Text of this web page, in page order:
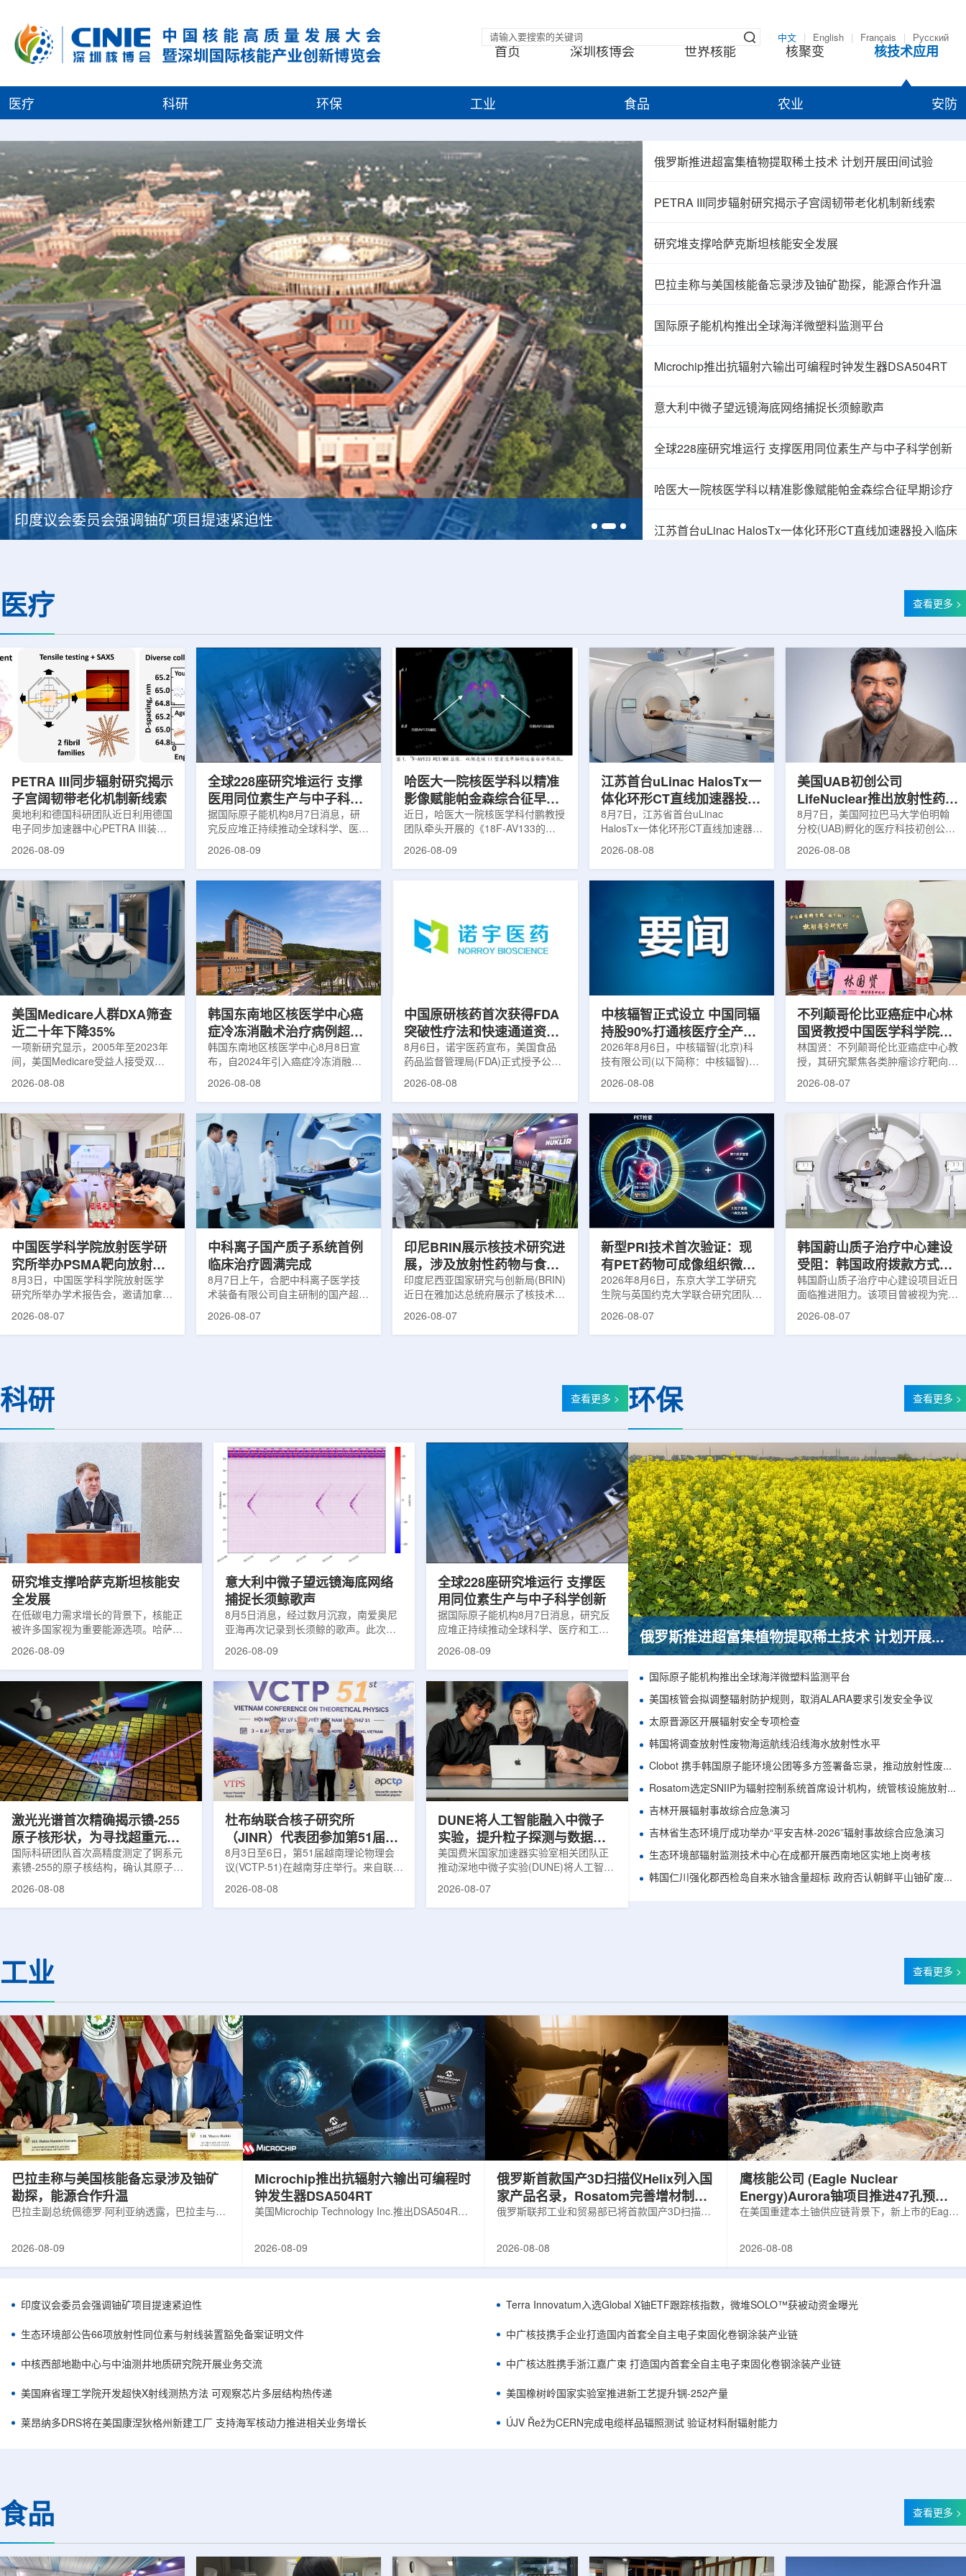
中文 English Français Русский
首页 深圳核博会 世界核能 核聚变 核技术应用
医疗 科研 环保 工业 食品 农业 安防
印度议会委员会强调铀矿项目提速紧迫性 中核辐智正式设立 中国同辐持股90%打通核医
俄罗斯推进超富集植物提取稀土技术 计划开展田间试验
PETRA III同步辐射研究揭示子宫阔韧带老化机制新线索
研究堆支撑哈萨克斯坦核能安全发展
巴拉圭称与美国核能备忘录涉及铀矿勘探，能源合作升温
国际原子能机构推出全球海洋微塑料监测平台
Microchip推出抗辐射六输出可编程时钟发生器DSA504RT
意大利中微子望远镜海底网络捕捉长须鲸歌声
全球228座研究堆运行 支撑医用同位素生产与中子科学创新
哈医大一院核医学科以精准影像赋能帕金森综合征早期诊疗
江苏首台uLinac HalosTx一体化环形CT直线加速器投入临床
医疗 查看更多 >
PETRA III同步辐射研究揭示
子宫阔韧带老化机制新线索
奥地利和德国科研团队近日利用德国
电子同步加速器中心PETRA III装
置，对支撑子宫的重要韧带——阔韧
学线索。相关研究成果发表于《生物
材料学报》。盆腔器官脱垂是女性健
康领域常见但机制仍不清晰的问题，
约40%的女性会受到影响，且多发生
在生命后半段。医学研究人员此前推
测，子宫周围韧带随年龄发生松弛，
可能是脱垂的重要原因之一。阔韧带
连接子宫与盆腔内壁，其强度和弹性
2026-08-09
全球228座研究堆运行 支撑
医用同位素生产与中子科学
创新
据国际原子能机构8月7日消息，研
究反应堆正持续推动全球科学、医疗
和工业领域创新。目前，全球54个
应堆不同于用于发电的核反应堆，主
要功能是产生中子，为医疗、工业、
农业、地质科学、法医学及核科学研
究提供支撑。从上方拍摄的研究堆水
池。(图片：国际原子能机构)在医疗
领域，研究堆是医用放射性同位素的
重要来源。其中，锝-99m被广泛用
于癌症以及心脏、脑部和骨骼疾病诊
2026-08-09
哈医大一院核医学科以精准
影像赋能帕金森综合征早期
诊疗
近日，哈医大一院核医学科付鹏教授
团队牵头开展的《18F-AV133的
PET/MR显像在帕金森病中的临床应
诊断主要依赖症状评估和经验判断，
对于早期阶段、非典型病例以及疾病
鉴别诊断仍存在一定挑战。该技术的
推广应用，标志着哈医大一院在神经
2026-08-09
江苏首台uLinac HalosTx一
体化环形CT直线加速器投入
临床
8月7日，江苏省首台uLinac
HalosTx一体化环形CT直线加速器在
南京医科大学第三附属医院(常州二
疗是肿瘤治疗的重要方式之一。传统
分体式放疗流程中，患者通常需要在
CT室与治疗室之间转运，治疗计划
也多依据此前采集的静态影像制定。
2026-08-08
美国UAB初创公司
LifeNuclear推出放射性药物
治疗安全指导平台
TheraGuide
8月7日，美国阿拉巴马大学伯明翰
分校(UAB)孵化的医疗科技初创公司
LifeNuclear宣布推出数字化平台
遵循辐射安全指导。放射性药物疗法
通过使用放射性药物靶向癌细胞，在
尽量减少周围健康组织损伤的同时发
挥治疗作用。随着该疗法应用范围扩
大，患者在治疗后通常需要阅读并执
行较为复杂的书面说明，这对部分患
者和护理人员而言存在理解和操作难
度。雷莫·乔治博士LifeNuclear由
2026-08-08
美国Medicare人群DXA筛查
近二十年下降35%
一项新研究显示，2005年至2023年
间，美国Medicare受益人接受双能X
射线吸收测定(DXA)检查的比例明显
果提示，不同人群之间的筛查可及性
差异正在扩大。研究人员分析了超过
500万名Medicare受益人的理赔数
据。结果显示，DXA使用率从2005
年的每10万名受益人7255次，下降
至2023年的每10万名受益人4690
次。相关研究已发表于
《Osteoporosis International》。下
2026-08-08
韩国东南地区核医学中心癌
症冷冻消融术治疗病例超过
100例
韩国东南地区核医学中心8月8日宣
布，自2024年引入癌症冷冻消融术
以来，中心已完成超过100例相关手
法。治疗过程中，医生在CT或超声
成像引导下，将细治疗针精准插入肿
瘤部位，通过零下40摄氏度或更低
的超低温冷冻病灶，使癌细胞发生坏
死。由于低温冷冻本身具有一定麻醉
作用，该技术有助于减轻患者疼痛，
减少对周围正常组织的损伤，并促进
术后较快恢复。据该中心介绍，目前
2026-08-08
中国原研核药首次获得FDA
突破性疗法和快速通道资格
双重认定
8月6日，诺宇医药宣布，美国食品
药品监督管理局(FDA)正式授予公司
自主研发的68Ga-NYM096突破性疗
认定(Fast Track Designation,
FTD)。这是原研核药领域中国首个
获得美国 FDA 突破性疗法认定、首
个同时获得 FDA 突破性疗法与快速
通道双项认定的产品，创造了核药领
域里程碑式突破。68Ga-NYM096是
一款特异性结合CAⅨ的肾癌小分子
诊断核药，适用于疑似或确认转移性
2026-08-08
中核辐智正式设立 中国同辐
持股90%打通核医疗全产业
链
2026年8月6日，中核辐智(北京)科
技有限公司(以下简称：中核辐智)正
式设立。公司由中国同辐股份有限公
创)共同出资组建，中国同辐持股
90%，中核浙创持股10%。中核辐智
将承接中国同辐核医学发展中心业
务，锚定智慧核医疗赛道深耕布局。
公司以智慧核医学物联系统为核心载
体，打通核医疗全产业链条，构建智
慧核医学系统+核药+装备+服务协同
发展模式，推动业务从单一产品供给
2026-08-08
不列颠哥伦比亚癌症中心林
国贤教授中国医学科学院放
射医学研究所开展学术交流
林国贤：不列颠哥伦比亚癌症中心教
授，其研究聚焦各类肿瘤诊疗靶向放
射性药物开发，迄今已主导/参与发
完成自研7款放射性药物的临床转
化，用于多种肿瘤诊疗。报告会上，
林国贤教授基于其团队多年的前沿探
索，系统梳理了针对前列腺癌靶点
PSMA的核药相关研究进展：一是F-
18标记PSMA靶向PET显像剂的分子
设计与临床优势;二是通过理性优化
分子结构，大幅提高Lu-177标记治
2026-08-07
中国医学科学院放射医学研
究所举办PSMA靶向放射性
药物学术报告会
8月3日，中国医学科学院放射医学
研究所举办学术报告会，邀请加拿大
温哥华不列颠哥伦比亚癌症中心林国
授长期从事肿瘤诊疗靶向放射性药物
开发研究，已主导或参与发表135余
款自研放射性药物的临床转化，应用
2026-08-07
中科离子国产质子系统首例
临床治疗圆满完成
8月7日上午，合肥中科离子医学技
术装备有限公司自主研制的国产超导
回旋质子治疗系统，在合肥离子医学
疗。设备运行平稳低噪，治疗控制软
件运...
2026-08-07
印尼BRIN展示核技术研究进
展，涉及放射性药物与食品
辐照应用
印度尼西亚国家研究与创新局(BRIN)
近日在雅加达总统府展示了核技术研
究成果。BRIN局长阿里夫·萨特里亚
放射性药物研发对癌症识别和治疗具
水果的辐照处理。阿里夫介绍，一些
2026-08-07
新型PRI技术首次验证：现
有PET药物可成像组织微环
境
2026年8月6日，东京大学工学研究
生院与英国约克大学联合研究团队宣
布，已建立一种利用正电子三光子衰
衰变的下一代核医学成像概念图目前
临床PET扫描主要利用正电子双光子
程度相关的微环境信息捕捉有限。...
2026-08-07
韩国蔚山质子治疗中心建设
受阻：韩国政府拨款方式调
整影响项目推进
韩国蔚山质子治疗中心建设项目近日
面临推进阻力。该项目曾被视为完善
韩国东南部区域癌症治疗体系的关键
制定服务，并开始争取国家拨款。不
过，韩国保健福祉部回复称，难以单
中心，构建癌症患者可在区域内完成
手术...
2026-08-07
科研 查看更多 >
研究堆支撑哈萨克斯坦核能安
全发展
在低碳电力需求增长的背景下，核能正
被许多国家视为重要能源选项。哈萨克
料、反应堆运行工况及安全系统需要经
过长期研究、试验和验证，研究堆和实
验装置正是承担这类工作的核心平台。
不同于以发电为主要目标的动力堆，研
究堆更接近专业核科学实验室。科研人
员可在其中研究核燃料和结构材料行
为，模拟反应堆不同运行状态，包括偏
离正常工况的情形，测试新技术，并验
证后续用于核...
2026-08-09
意大利中微子望远镜海底网络
捕捉长须鲸歌声
8月5日消息，经过数月沉寂，南爱奥尼
亚海再次记录到长须鲸的歌声。此次观
多个实验共同完成，涉及ITINERIS、
LOWNOISER和VONGOLA三个项目，
相关工作由LNS-INFN与西西里核物理与
物质结构中心(CSFNSM)参与开展。探
测发生在冬季末期。当时，东地中海区
域正受到一项长期近海油气资源地球物
理勘测活动带来的强烈人为噪声影响，
距离飓风哈里过境也仅数周。研究人员
在复杂声学背景...
2026-08-09
全球228座研究堆运行 支撑医
用同位素生产与中子科学创新
据国际原子能机构8月7日消息，研究反
应堆正持续推动全球科学、医疗和工业
设或规划阶段。这类反应堆不同于用于
发电的核反应堆，主要功能是产生中
子，为医疗、工业、农业、地质科学、
法医学及核科学研究提供支撑。从上方
拍摄的研究堆水池。(图片：国际原子能
机构)在医疗领域，研究堆是医用放射性
同位素的重要来源。其中，锝-99m被广
泛用于癌症以及心脏、脑部和骨骼疾病
诊断;全球大...
2026-08-09
激光光谱首次精确揭示镄-255
原子核形状，为寻找超重元素
提供新线索
国际科研团队首次高精度测定了锕系元
素镄-255的原子核结构，确认其原子核
呈明显的长椭球形，类似橄榄球。这项
值，也为现代原子核理论模型提供了关
键实验验证。镄是自然界中不存在的人
团...
2026-08-08
杜布纳联合核子研究所
（JINR）代表团参加第51届越
南理论物理会议
8月3日至6日，第51届越南理论物理会
议(VCTP-51)在越南芽庄举行。来自联合
核研究所理论物理实验室和信息技术实
2026-08-08
DUNE将人工智能融入中微子
实验，提升粒子探测与数据处
理能力
美国费米国家加速器实验室相关团队正
推动深地中微子实验(DUNE)将人工智能
和机器学习工具融入实验设计、探测器
子...
2026-08-07
环保 查看更多 >
俄罗斯推进超富集植物提取稀土技术 计划开展田间试验
国际原子能机构推出全球海洋微塑料监测平台
美国核管会拟调整辐射防护规则，取消ALARA要求引发安全争议
太原晋源区开展辐射安全专项检查
韩国将调查放射性废物海运航线沿线海水放射性水平
Clobot 携手韩国原子能环境公团等多方签署备忘录，推动放射性废物安全管理多机型机器人示范
Rosatom选定SNIIP为辐射控制系统首席设计机构，统管核设施放射仪表标准化与进口替代保障
吉林开展辐射事故综合应急演习
吉林省生态环境厅成功举办“平安吉林-2026”辐射事故综合应急演习
生态环境部辐射监测技术中心在成都开展西南地区实地上岗考核
韩国仁川强化郡西检岛自来水铀含量超标 政府否认朝鲜平山铀矿废水影响
工业 查看更多 >
巴拉圭称与美国核能备忘录涉及铀矿
勘探，能源合作升温
巴拉圭副总统佩德罗·阿利亚纳透露，巴拉圭与美
务卿克里斯托弗·兰道的会晤时，将该协议称为历
有的接近阶段。巴美双方此次接触并不局限于核
能议题，而是涵盖双边合作、安全、投资和地区
政治等多个层面。阿利亚纳称，美国方面有意加
强对巴拉圭能源领域的投资，尤其关注...
2026-08-09
Microchip推出抗辐射六输出可编程时
钟发生器DSA504RT
美国Microchip Technology Inc.推出DSA504RT
常需要高度稳定的时间参考，用于导航、通信和
件，分别为不同子系统提供时钟信号，由此带来
元器件数量增加、系统质量上升和电路复杂...
2026-08-09
俄罗斯首款国产3D扫描仪Helix列入国
家产品名录，Rosatom完善增材制造
技术链
俄罗斯联邦工业和贸易部已将首款国产3D扫描仪
完成。至此，Helix成为俄罗斯首款、也是目前唯
RangeVision Helix由俄罗斯国家原子能公司增材
制造合作伙伴RangeVision研发制造。自2025年
以来，该公司成为唯一纳入俄罗斯国家原子能公
司增材制造生态系统的俄罗斯3D扫描...
2026-08-08
鹰核能公司 (Eagle Nuclear
Energy)Aurora铀项目推进47孔预可
研钻探
在美国重建本土铀供应链背景下，新上市的Eagle
1300标准含indicated资源3275万磅、inferred
孔、总进尺约2.7万英尺的预可研钻探，待联邦与
州审批通过后开工，预计2027年下半年完成预可
研。技术端近期增补Yukuskokon Professional
Services，并扩大与BBA USA、SLR I...
2026-08-08
印度议会委员会强调铀矿项目提速紧迫性
生态环境部公告66项放射性同位素与射线装置豁免备案证明文件
中核西部地勘中心与中油测井地质研究院开展业务交流
美国麻省理工学院开发超快X射线测热方法 可观察芯片多层结构热传递
莱昂纳多DRS将在美国康涅狄格州新建工厂 支持海军核动力推进相关业务增长
Terra Innovatum入选Global X铀ETF跟踪核指数，微堆SOLO™获被动资金曝光
中广核技携手企业打造国内首套全自主电子束固化卷钢涂装产业链
中广核达胜携手浙江嘉广束 打造国内首套全自主电子束固化卷钢涂装产业链
美国橡树岭国家实验室推进新工艺提升锎-252产量
ÚJV Řež为CERN完成电缆样品辐照测试 验证材料耐辐射能力
食品 查看更多 >